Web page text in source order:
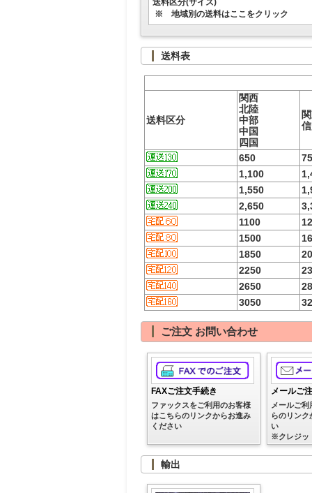
送料区分(サイズ)
※ 地域別の送料はここをクリック
送料表
送料区分
関西
北陸
中部
中国
四国
650
1,100
1,550
2,650
1100
1500
1850
2250
2650
3050
ご注文 お問い合わせ
FAXご注文手続き
ファックスをご利用のお客様
はこちらのリンクからお進み
ください
メールご
メールご
らのリン
い
※クレジッ
輸出